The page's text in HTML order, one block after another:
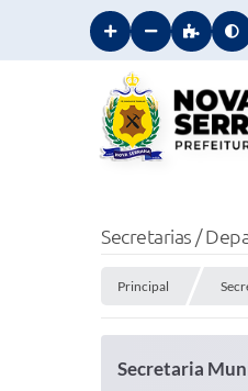
Secretarias /
Principal
Secretaria